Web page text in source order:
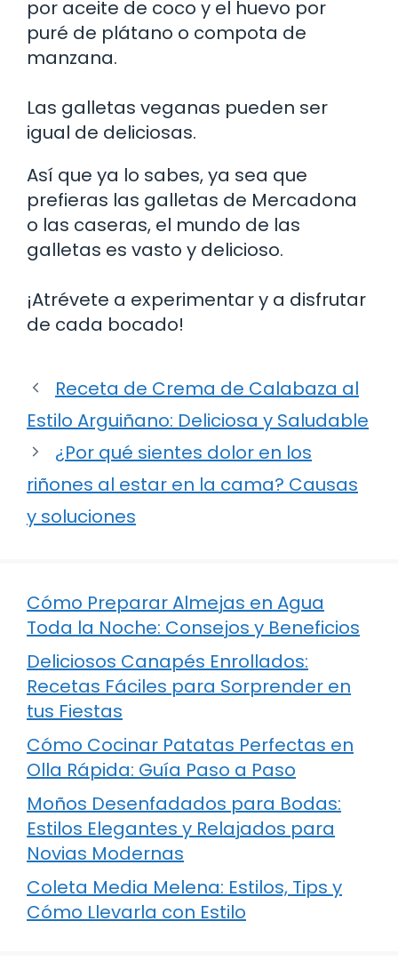
por aceite de coco y el huevo por
puré de plátano o compota de
manzana.
Las galletas veganas pueden ser
igual de deliciosas.
Así que ya lo sabes, ya sea que
prefieras las galletas de Mercadona
o las caseras, el mundo de las
galletas es vasto y delicioso.
¡Atrévete a experimentar y a disfrutar
de cada bocado!
Receta de Crema de Calabaza al
Estilo Arguiñano: Deliciosa y Saludable
¿Por qué sientes dolor en los
riñones al estar en la cama? Causas
y soluciones
Cómo Preparar Almejas en Agua
Toda la Noche: Consejos y Beneficios
Deliciosos Canapés Enrollados:
Recetas Fáciles para Sorprender en
tus Fiestas
Cómo Cocinar Patatas Perfectas en
Olla Rápida: Guía Paso a Paso
Moños Desenfadados para Bodas:
Estilos Elegantes y Relajados para
Novias Modernas
Coleta Media Melena: Estilos, Tips y
Cómo Llevarla con Estilo